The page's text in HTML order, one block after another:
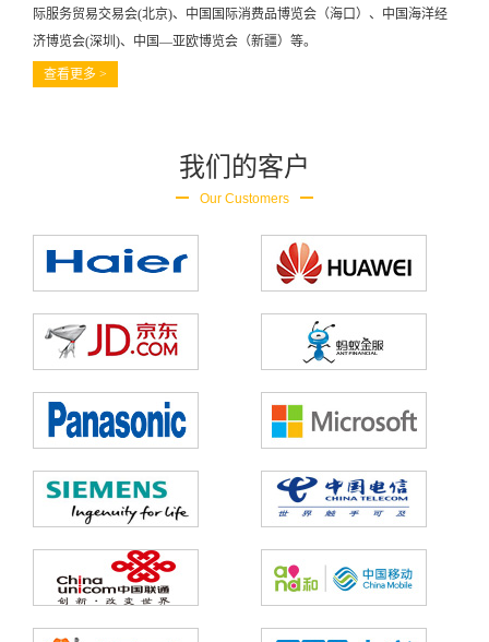
际服务贸易交易会(北京)、中国国际消费品博览会（海口）、中国海洋经
济博览会(深圳)、中国—亚欧博览会（新疆）等。
查看更多 >
我们的客户
Our Customers